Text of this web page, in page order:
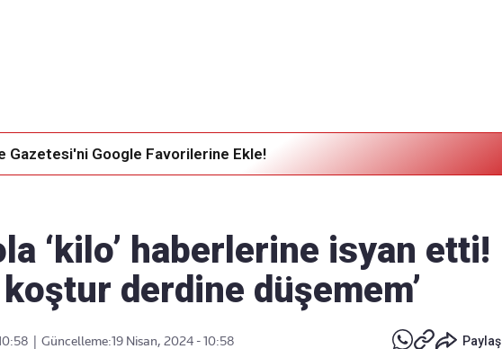
Gazetesi'ni Google Favorilerine Ekle!
‘kilo’ haberlerine isyan etti!
koştur derdine düşemem’
Güncelleme:19 Nisan, 2024 - 10:58 Paylaş